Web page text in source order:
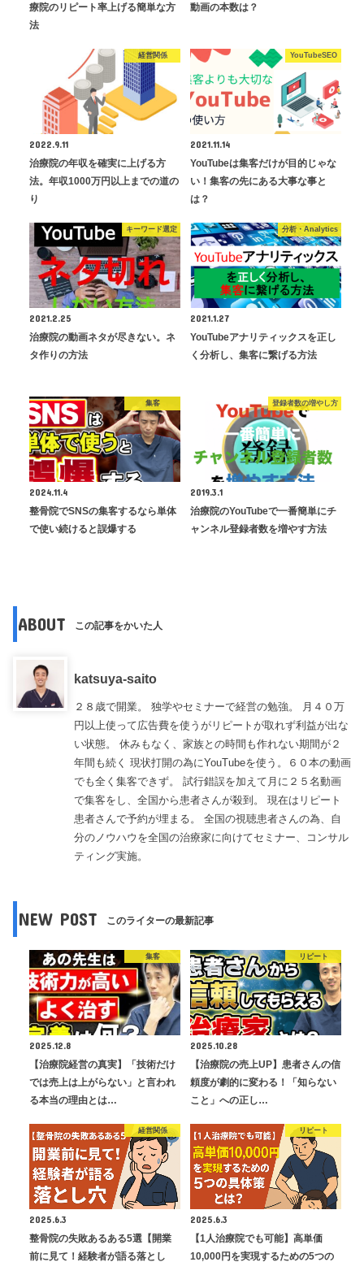
療院のリピート率上げる簡単な方
法
動画の本数は？
経営関係
2022.9.11
治療院の年収を確実に上げる方
法。年収1000万円以上までの道の
り
YouTubeSEO
2021.11.14
YouTubeは集客だけが目的じゃな
い！集客の先にある大事な事と
は？
キーワード選定
2021.2.25
治療院の動画ネタが尽きない。ネ
タ作りの方法
分析・Analytics
2021.1.27
YouTubeアナリティックスを正し
く分析し、集客に繋げる方法
集客
2024.11.4
整骨院でSNSの集客するなら単体
で使い続けると誤爆する
登録者数の増やし方
2019.3.1
治療院のYouTubeで一番簡単にチ
ャンネル登録者数を増やす方法
ABOUT この記事をかいた人
katsuya-saito
２８歳で開業。 独学やセミナーで経営の勉強。 月４０万
円以上使って広告費を使うがリピートが取れず利益が出な
い状態。 休みもなく、家族との時間も作れない期間が２
年間も続く 現状打開の為にYouTubeを使う。６０本の動画
でも全く集客できず。 試行錯誤を加えて月に２５名動画
で集客をし、全国から患者さんが殺到。 現在はリピート
患者さんで予約が埋まる。 全国の視聴患者さんの為、自
分のノウハウを全国の治療家に向けてセミナー、コンサル
ティング実施。
NEW POST このライターの最新記事
集客
2025.12.8
【治療院経営の真実】「技術だけ
では売上は上がらない」と言われ
る本当の理由とは…
リピート
2025.10.28
【治療院の売上UP】患者さんの信
頼度が劇的に変わる！「知らない
こと」への正し…
経営関係
2025.6.3
整骨院の失敗あるある5選【開業
前に見て！経験者が語る落とし
リピート
2025.6.3
【1人治療院でも可能】高単価
10,000円を実現するための5つの